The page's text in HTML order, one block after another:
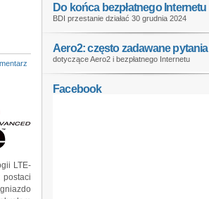
LTE-
Do końca bezpłatnego Internetu
BDI przestanie działać 30 grudnia 2024
Aero2: często zadawane pytania
dotyczące Aero2 i bezpłatnego Internetu
Facebook